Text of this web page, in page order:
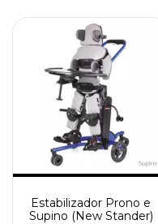
Estabilizador Prono e
Supino (New Stander)